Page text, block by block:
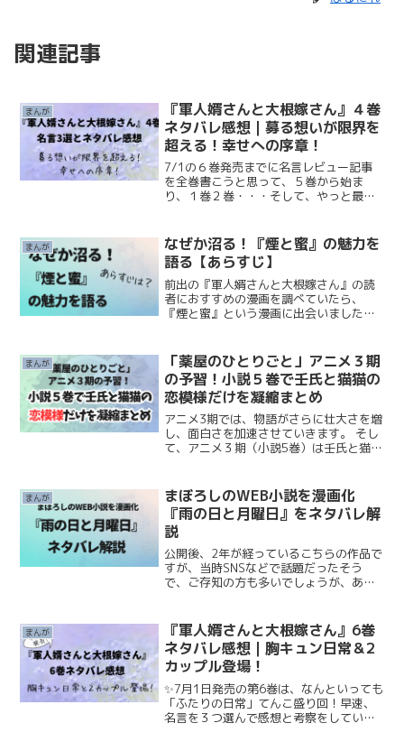
関連記事
まんが
『軍人婿さんと大根嫁さん』４巻
ネタバレ感想｜募る想いが限界を
超える！幸せへの序章！
7/1の６巻発売までに名言レビュー記事
を全巻書こうと思って、５巻から始ま
り、１巻２巻・・・そして、やっと最後
レスのたまる巻です。花ちゃんや誉さん
と私の感情が同期してしま...
まんが
なぜか沼る！『煙と蜜』の魅力を
語る【あらすじ】
前出の『軍人婿さんと大根嫁さん』の読
者におすすめの漫画を調べていたら、
『煙と蜜』という漫画に出会いました。
なか縮まらない二人の関係にじれったく
なって、「それなら自分で...
まんが
「薬屋のひとりごと」アニメ３期
の予習！小説５巻で壬氏と猫猫の
恋模様だけを凝縮まとめ
アニメ3期では、物語がさらに壮大さを増
し、面白さを加速させていきます。 そし
て、アニメ３期（小説5巻）は壬氏と猫猫
回は、複雑な事件や伏線は一旦置いてお
き、二人の恋の進展...
まんが
まぼろしのWEB小説を漫画化
『雨の日と月曜日』をネタバレ解
説
公開後、2年が経っているこちらの作品で
すが、当時SNSなどで話題だったそう
で、ご存知の方も多いでしょうが、あら
切なくも温かな物SNSで話題になった
『窓拭きお兄さん...
まんが
『軍人婿さんと大根嫁さん』6巻
ネタバレ感想｜胸キュン日常＆2
カップル登場！
✨7月1日発売の第6巻は、なんといっても
「ふたりの日常」てんこ盛り回！早速、
名言を３つ選んで感想と考察をしていき